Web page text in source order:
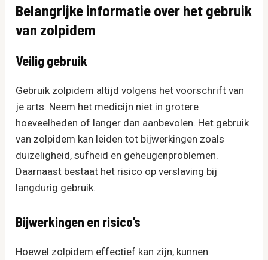
Belangrijke informatie over het gebruik
van zolpidem
Veilig gebruik
Gebruik zolpidem altijd volgens het voorschrift van
je arts. Neem het medicijn niet in grotere
hoeveelheden of langer dan aanbevolen. Het gebruik
van zolpidem kan leiden tot bijwerkingen zoals
duizeligheid, sufheid en geheugenproblemen.
Daarnaast bestaat het risico op verslaving bij
langdurig gebruik.
Bijwerkingen en risico’s
Hoewel zolpidem effectief kan zijn, kunnen